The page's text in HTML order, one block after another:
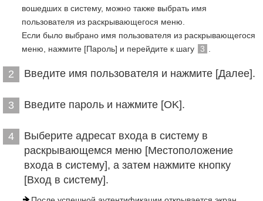
вошедших в систему, можно также выбрать имя
пользователя из раскрывающегося меню.
Если было выбрано имя пользователя из раскрывающегося
меню, нажмите [Пароль] и перейдите к шагу
3
2 Введите имя пользователя и нажмите [Далее].
3 Введите пароль и нажмите [OK].
4
Выберите адресат входа в систему в
раскрывающемся меню [Местоположение
входа в систему], а затем нажмите кнопку
[Вход в систему].